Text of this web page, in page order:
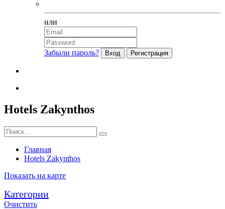
или
Забыли пароль?
Hotels Zakynthos
Главная
Hotels Zakynthos
Показать на карте
Категории
Очистить